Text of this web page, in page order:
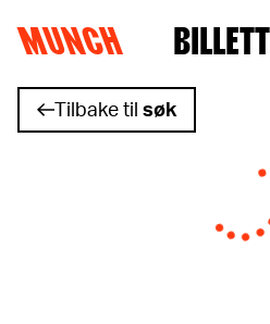
Hopp til innhold
MUNCH
Tilbake til søk